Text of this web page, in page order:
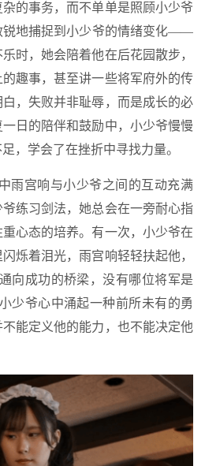
的事务，而不单单是照顾小少爷
锐地捕捉到小少爷的情绪变化——
时，她会陪着他在后花园散步，
趣事，甚至讲一些将军府外的传
，失败并非耻辱，而是成长的必
日的陪伴和鼓励中，小少爷慢慢
，学会了在挫折中寻找力量。
雨宫响与小少爷之间的互动充满
练习剑法，她总会在一旁耐心指
心态的培养。有一次，小少爷在
烁着泪光，雨宫响轻轻扶起他，
向成功的桥梁，没有哪位将军是
少爷心中涌起一种前所未有的勇
能定义他的能力，也不能决定他